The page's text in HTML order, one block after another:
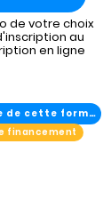
de votre choix
au
en ligne
Je télécharge le programme de cette formation
financement